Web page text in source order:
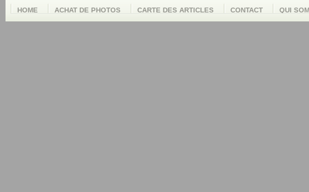
HOME ACHAT DE PHOTOS CARTE DES ARTICLES CONTACT QUI